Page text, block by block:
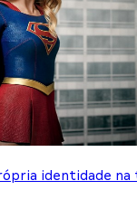
identidade